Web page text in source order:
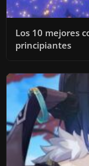
Los 10 mejores
principiantes